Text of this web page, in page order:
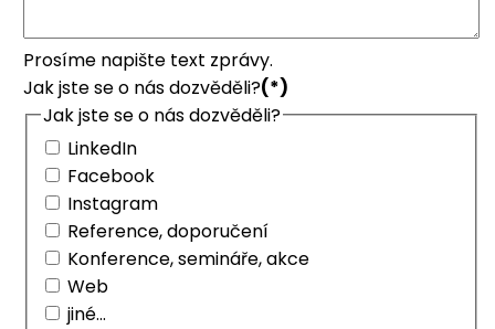
Prosíme napište text zprávy.
Jak jste se o nás dozvěděli?(*)
Jak jste se o nás dozvěděli?
LinkedIn
Facebook
Instagram
Reference, doporučení
Konference, semináře, akce
Web
jiné...